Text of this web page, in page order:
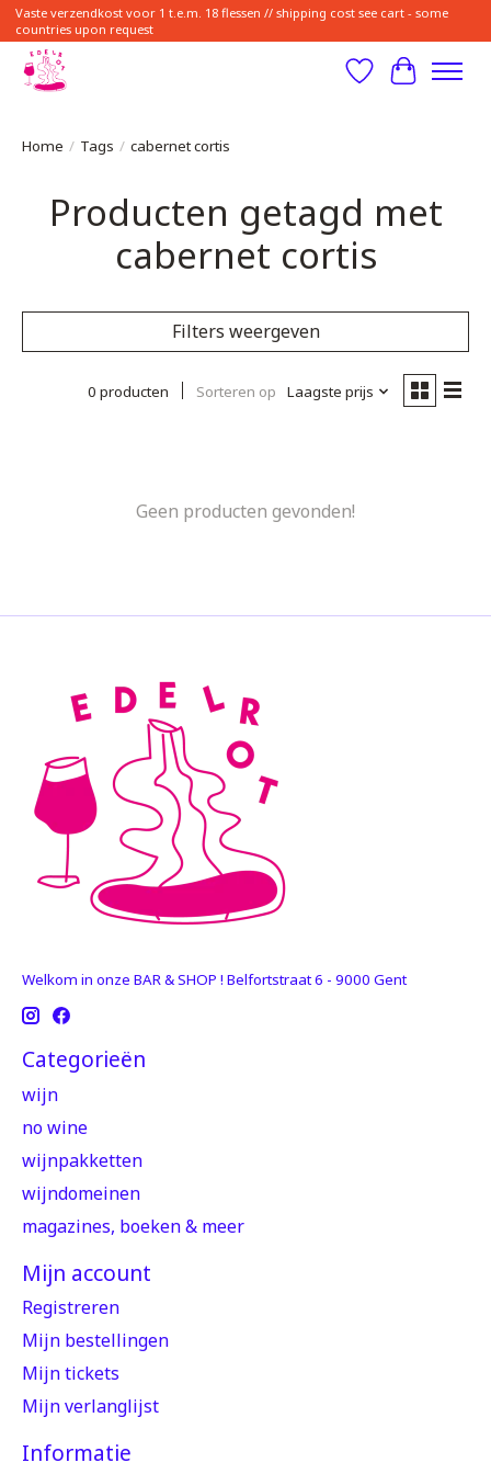
Vaste verzendkost voor 1 t.e.m. 18 flessen // shipping cost see cart - some
countries upon request
Verlanglijst
Home / Tags / cabernet cortis
Producten getagd met
cabernet cortis
Filters weergeven
0 producten Sorteren op Laagste prijs
Geen producten gevonden!
Welkom in onze BAR & SHOP ! Belfortstraat 6 - 9000 Gent
Categorieën
wijn
no wine
wijnpakketten
wijndomeinen
magazines, boeken & meer
Mijn account
Registreren
Mijn bestellingen
Mijn tickets
Mijn verlanglijst
Informatie